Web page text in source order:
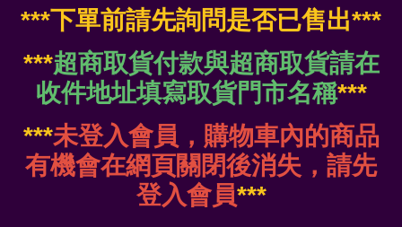
***下單前請先詢問是否已售出***
***超商取貨付款與超商取貨請在
收件地址填寫取貨門市名稱***
***未登入會員，購物車內的商品
有機會在網頁關閉後消失，請先
登入會員***